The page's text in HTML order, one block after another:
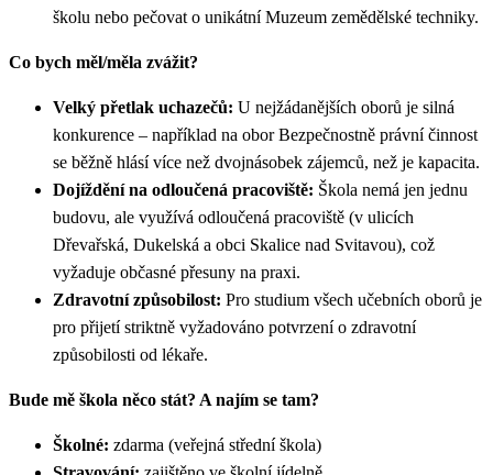
školu nebo pečovat o unikátní Muzeum zemědělské techniky.
Co bych měl/měla zvážit?
Velký přetlak uchazečů: U nejžádanějších oborů je silná
konkurence – například na obor Bezpečnostně právní činnost
se běžně hlásí více než dvojnásobek zájemců, než je kapacita.
Dojíždění na odloučená pracoviště: Škola nemá jen jednu
budovu, ale využívá odloučená pracoviště (v ulicích
Dřevařská, Dukelská a obci Skalice nad Svitavou), což
vyžaduje občasné přesuny na praxi.
Zdravotní způsobilost: Pro studium všech učebních oborů je
pro přijetí striktně vyžadováno potvrzení o zdravotní
způsobilosti od lékaře.
Bude mě škola něco stát? A najím se tam?
Školné: zdarma (veřejná střední škola)